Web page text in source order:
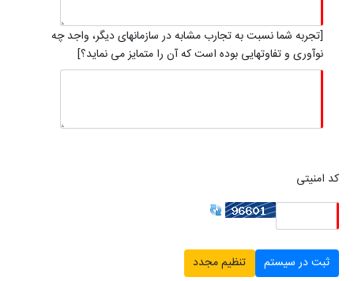
[تجربه شما نسبت به تجارب مشابه در سازمانهای دیگر، واجد چه
نوآوری و تفاوتهایی بوده است که آن را متمایز می نماید؟]
کد امنیتی
ثبت در سیستم تنظیم مجدد